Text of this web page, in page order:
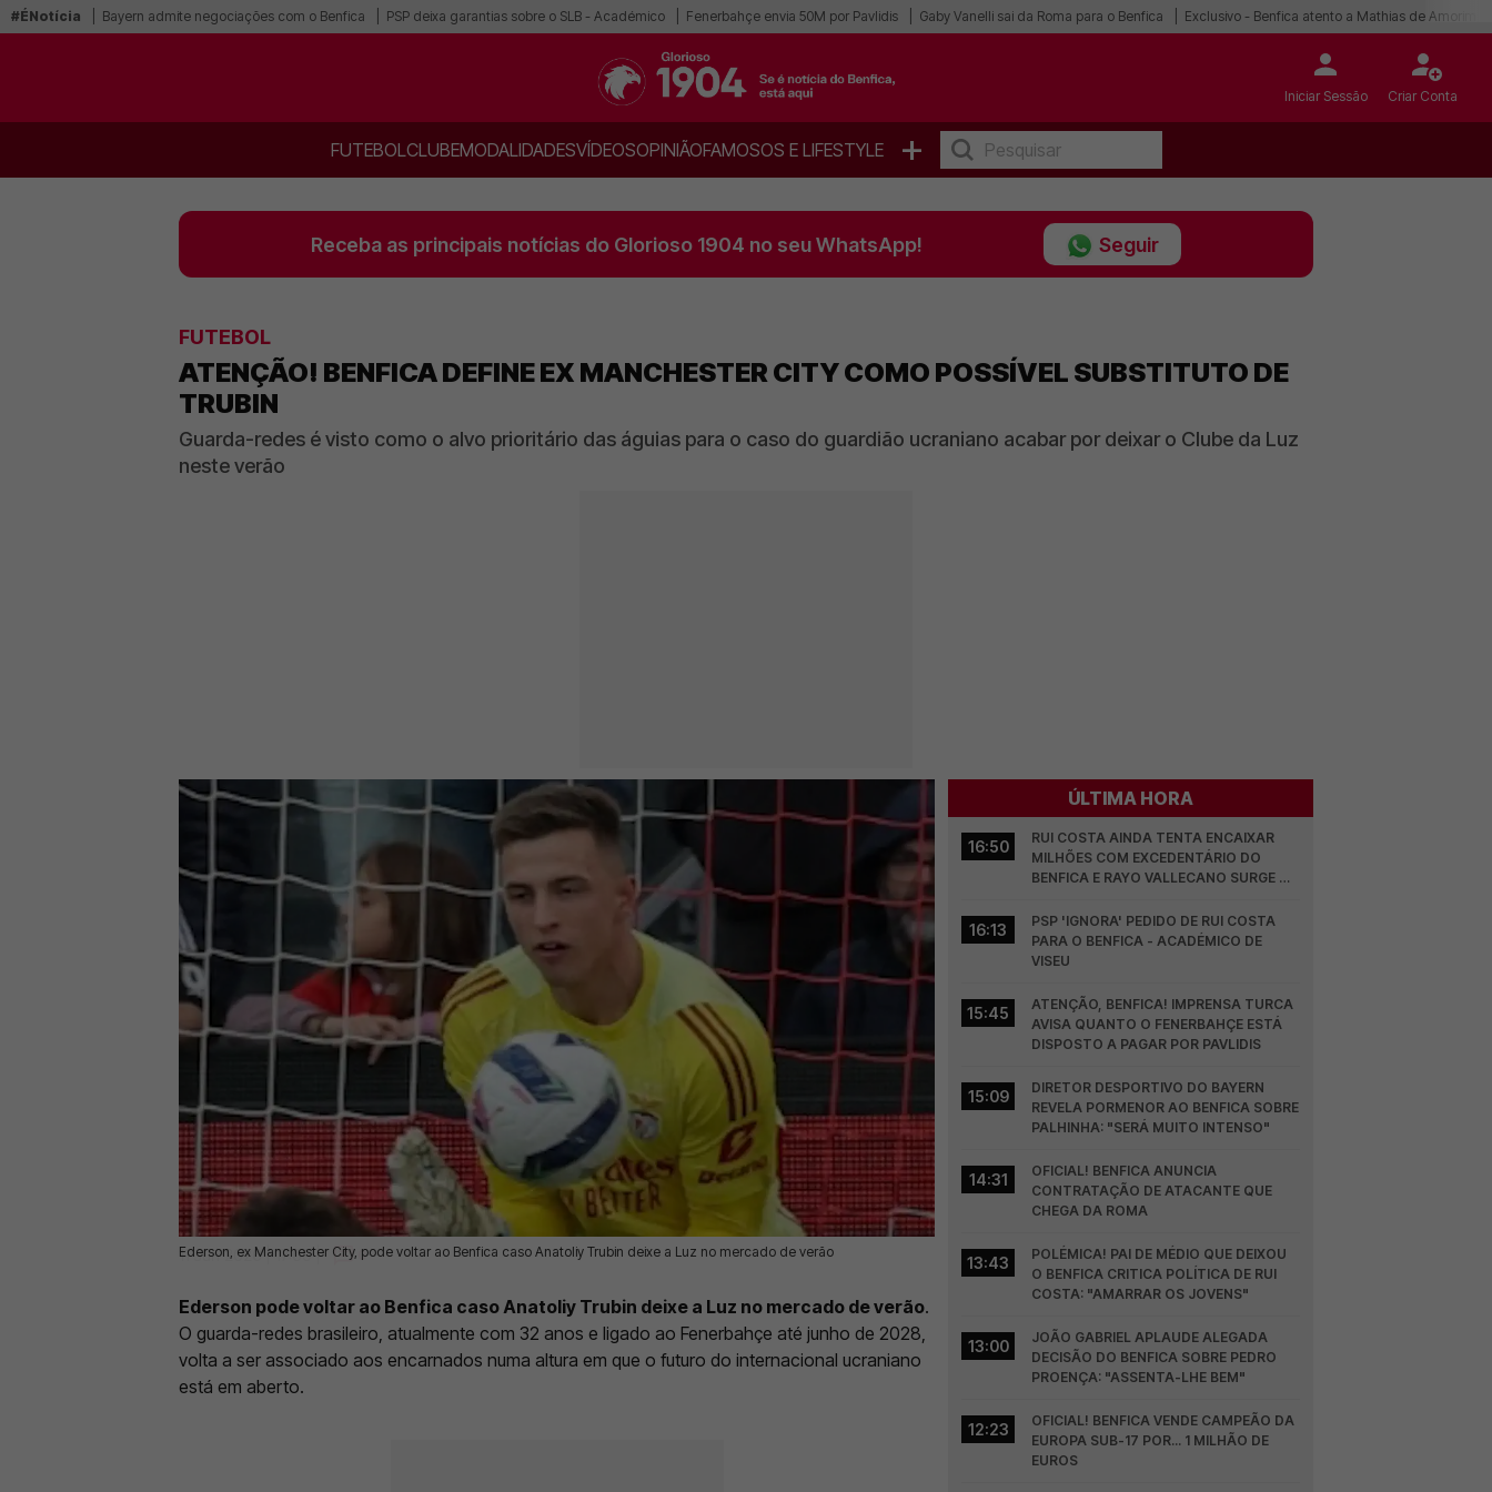
#ÉNotícia Bayern admite negociações com o Benfica PSP deixa garantias sobre o SLB - Académico Fenerbahçe envia 50M por Pavlidis Gaby Vanelli sai da Roma para o Benfica Exclusivo - Benfica atento a Mathias de Amorim
Iniciar Sessão Criar Conta
FUTEBOLCLUBEMODALIDADESVÍDEOSOPINIÃOFAMOSOS E LIFESTYLE +
Receba as principais notícias do Glorioso 1904 no seu WhatsApp! Seguir
FUTEBOL
ATENÇÃO! BENFICA DEFINE EX MANCHESTER CITY COMO POSSÍVEL SUBSTITUTO DE
TRUBIN
Guarda-redes é visto como o alvo prioritário das águias para o caso do guardião ucraniano acabar por deixar o Clube da Luz
neste verão
Ederson, ex Manchester City, pode voltar ao Benfica caso Anatoliy Trubin deixe a Luz no mercado de verão
11 Jun 2026 | 17:09 | 0
Ederson pode voltar ao Benfica caso Anatoliy Trubin deixe a Luz no mercado de verão.
O guarda-redes brasileiro, atualmente com 32 anos e ligado ao Fenerbahçe até junho de 2028,
volta a ser associado aos encarnados numa altura em que o futuro do internacional ucraniano
está em aberto.
ÚLTIMA HORA
16:50
RUI COSTA AINDA TENTA ENCAIXAR
MILHÕES COM EXCEDENTÁRIO DO
BENFICA E RAYO VALLECANO SURGE NA
16:13
PSP 'IGNORA' PEDIDO DE RUI COSTA
PARA O BENFICA - ACADÉMICO DE
VISEU
15:45
ATENÇÃO, BENFICA! IMPRENSA TURCA
AVISA QUANTO O FENERBAHÇE ESTÁ
DISPOSTO A PAGAR POR PAVLIDIS
15:09
DIRETOR DESPORTIVO DO BAYERN
REVELA PORMENOR AO BENFICA SOBRE
PALHINHA: "SERÁ MUITO INTENSO"
14:31
OFICIAL! BENFICA ANUNCIA
CONTRATAÇÃO DE ATACANTE QUE
CHEGA DA ROMA
13:43
POLÉMICA! PAI DE MÉDIO QUE DEIXOU
O BENFICA CRITICA POLÍTICA DE RUI
COSTA: "AMARRAR OS JOVENS"
13:00
JOÃO GABRIEL APLAUDE ALEGADA
DECISÃO DO BENFICA SOBRE PEDRO
PROENÇA: "ASSENTA-LHE BEM"
12:23
OFICIAL! BENFICA VENDE CAMPEÃO DA
EUROPA SUB-17 POR... 1 MILHÃO DE
EUROS